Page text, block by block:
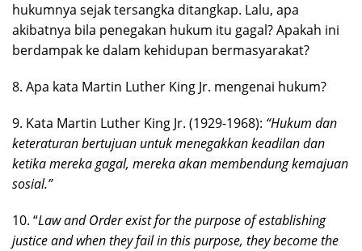
hukumnya sejak tersangka ditangkap. Lalu, apa
akibatnya bila penegakan hukum itu gagal? Apakah ini
berdampak ke dalam kehidupan bermasyarakat?
8. Apa kata Martin Luther King Jr. mengenai hukum?
9. Kata Martin Luther King Jr. (1929-1968): “Hukum dan
keteraturan bertujuan untuk menegakkan keadilan dan
ketika mereka gagal, mereka akan membendung kemajuan
sosial.”
10. “Law and Order exist for the purpose of establishing
justice and when they fail in this purpose, they become the